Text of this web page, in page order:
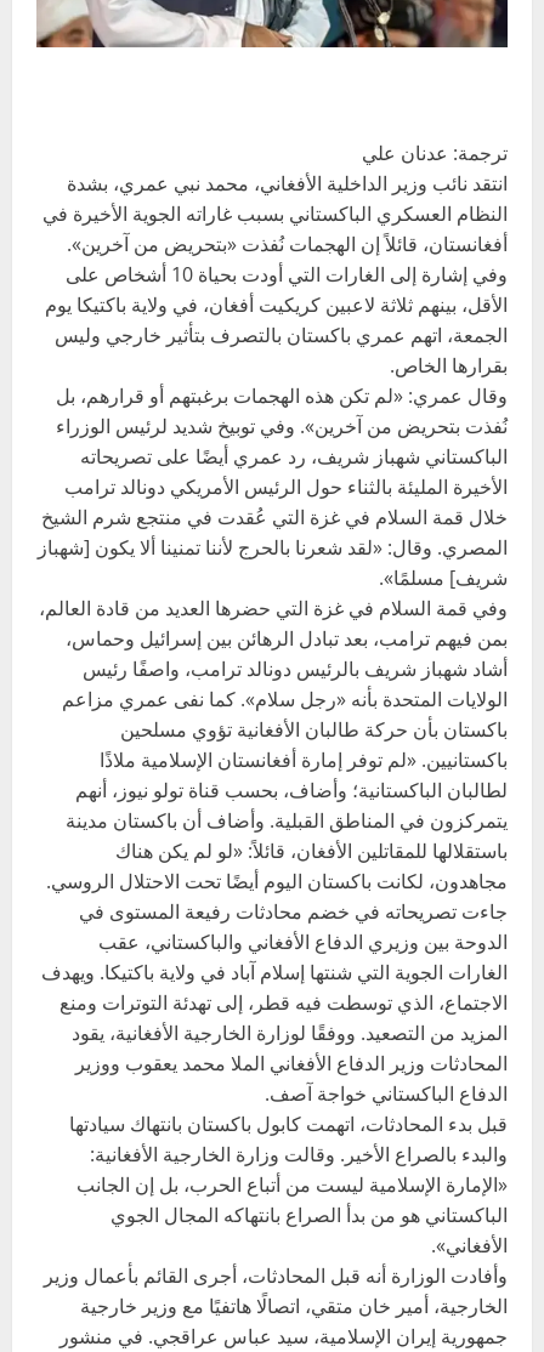
ترجمة: عدنان علي
انتقد نائب وزير الداخلية الأفغاني، محمد نبي عمري، بشدة
النظام العسكري الباكستاني بسبب غاراته الجوية الأخيرة في
أفغانستان، قائلاً إن الهجمات نُفذت «بتحريض من آخرين».
وفي إشارة إلى الغارات التي أودت بحياة 10 أشخاص على
الأقل، بينهم ثلاثة لاعبين كريكيت أفغان، في ولاية باكتيكا يوم
الجمعة، اتهم عمري باكستان بالتصرف بتأثير خارجي وليس
بقرارها الخاص.
وقال عمري: «لم تكن هذه الهجمات برغبتهم أو قرارهم، بل
نُفذت بتحريض من آخرين». وفي توبيخ شديد لرئيس الوزراء
الباكستاني شهباز شريف، رد عمري أيضًا على تصريحاته
الأخيرة المليئة بالثناء حول الرئيس الأمريكي دونالد ترامب
خلال قمة السلام في غزة التي عُقدت في منتجع شرم الشيخ
المصري. وقال: «لقد شعرنا بالحرج لأننا تمنينا ألا يكون [شهباز
شريف] مسلمًا».
وفي قمة السلام في غزة التي حضرها العديد من قادة العالم،
بمن فيهم ترامب، بعد تبادل الرهائن بين إسرائيل وحماس،
أشاد شهباز شريف بالرئيس دونالد ترامب، واصفًا رئيس
الولايات المتحدة بأنه «رجل سلام». كما نفى عمري مزاعم
باكستان بأن حركة طالبان الأفغانية تؤوي مسلحين
باكستانيين. «لم توفر إمارة أفغانستان الإسلامية ملاذًا
لطالبان الباكستانية؛ وأضاف، بحسب قناة تولو نيوز، أنهم
يتمركزون في المناطق القبلية. وأضاف أن باكستان مدينة
باستقلالها للمقاتلين الأفغان، قائلاً: «لو لم يكن هناك
مجاهدون، لكانت باكستان اليوم أيضًا تحت الاحتلال الروسي.
جاءت تصريحاته في خضم محادثات رفيعة المستوى في
الدوحة بين وزيري الدفاع الأفغاني والباكستاني، عقب
الغارات الجوية التي شنتها إسلام آباد في ولاية باكتيكا. ويهدف
الاجتماع، الذي توسطت فيه قطر، إلى تهدئة التوترات ومنع
المزيد من التصعيد. ووفقًا لوزارة الخارجية الأفغانية، يقود
المحادثات وزير الدفاع الأفغاني الملا محمد يعقوب ووزير
الدفاع الباكستاني خواجة آصف.
قبل بدء المحادثات، اتهمت كابول باكستان بانتهاك سيادتها
والبدء بالصراع الأخير. وقالت وزارة الخارجية الأفغانية:
«الإمارة الإسلامية ليست من أتباع الحرب، بل إن الجانب
الباكستاني هو من بدأ الصراع بانتهاكه المجال الجوي
الأفغاني».
وأفادت الوزارة أنه قبل المحادثات، أجرى القائم بأعمال وزير
الخارجية، أمير خان متقي، اتصالًا هاتفيًا مع وزير خارجية
جمهورية إيران الإسلامية، سيد عباس عراقجي. في منشور